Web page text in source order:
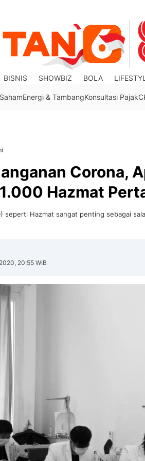
BISNIS SHOWBIZ BOLA
SahamEnergi & TambangKonsultasi Pajak
Corona,
Hazmat
seperti Hazmat sangat penting sebagai
20:55 WIB